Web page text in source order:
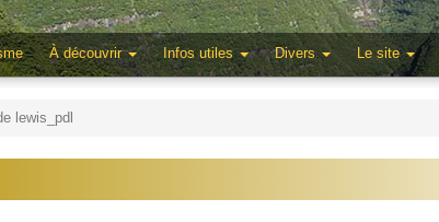
À découvrir Infos utiles Divers Le site
lewis_pdl